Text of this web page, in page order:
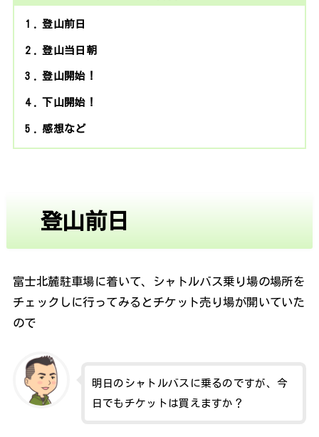
1 登山前日
2 登山当日朝
3 登山開始！
4 下山開始！
5 感想など
登山前日
富士北麓駐車場に着いて、シャトルバス乗り場の場所を
チェックしに行ってみるとチケット売り場が開いていた
ので
明日のシャトルバスに乗るのですが、今
日でもチケットは買えますか？